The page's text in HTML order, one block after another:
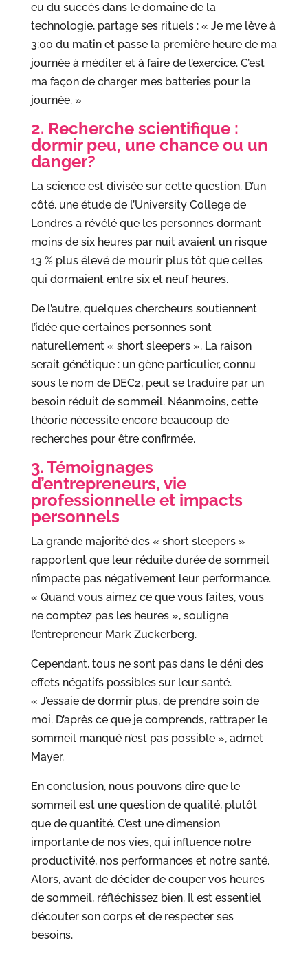
eu du succès dans le domaine de la
technologie, partage ses rituels : « Je me lève à
3:00 du matin et passe la première heure de ma
journée à méditer et à faire de l’exercice. C’est
ma façon de charger mes batteries pour la
journée. »
2. Recherche scientifique :
dormir peu, une chance ou un
danger?
La science est divisée sur cette question. D’un
côté, une étude de l’University College de
Londres a révélé que les personnes dormant
moins de six heures par nuit avaient un risque
13 % plus élevé de mourir plus tôt que celles
qui dormaient entre six et neuf heures.
De l’autre, quelques chercheurs soutiennent
l’idée que certaines personnes sont
naturellement « short sleepers ». La raison
serait génétique : un gène particulier, connu
sous le nom de DEC2, peut se traduire par un
besoin réduit de sommeil. Néanmoins, cette
théorie nécessite encore beaucoup de
recherches pour être confirmée.
3. Témoignages
d’entrepreneurs, vie
professionnelle et impacts
personnels
La grande majorité des « short sleepers »
rapportent que leur réduite durée de sommeil
n’impacte pas négativement leur performance.
« Quand vous aimez ce que vous faites, vous
ne comptez pas les heures », souligne
l’entrepreneur Mark Zuckerberg.
Cependant, tous ne sont pas dans le déni des
effets négatifs possibles sur leur santé.
« J’essaie de dormir plus, de prendre soin de
moi. D’après ce que je comprends, rattraper le
sommeil manqué n’est pas possible », admet
Mayer.
En conclusion, nous pouvons dire que le
sommeil est une question de qualité, plutôt
que de quantité. C’est une dimension
importante de nos vies, qui influence notre
productivité, nos performances et notre santé.
Alors, avant de décider de couper vos heures
de sommeil, réfléchissez bien. Il est essentiel
d’écouter son corps et de respecter ses
besoins.